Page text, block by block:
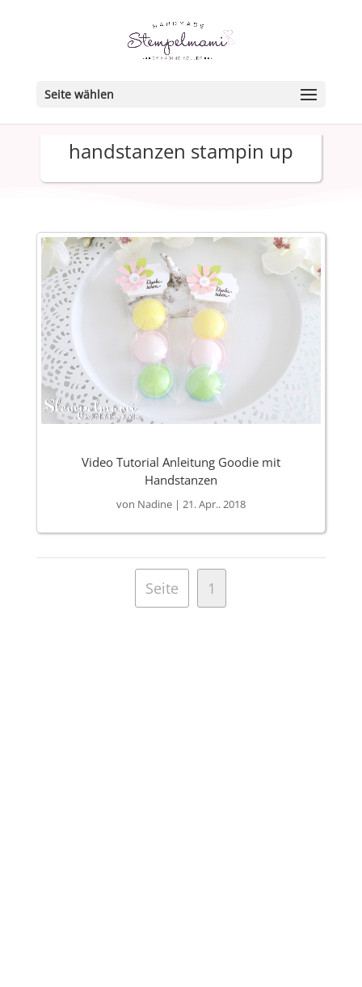
Seite wählen
handstanzen stampin up
Video Tutorial Anleitung Goodie mit
Handstanzen
von Nadine| 21. Apr.. 2018
Seite 1